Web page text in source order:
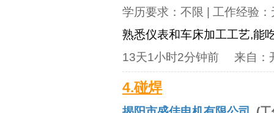
学历要求： 不限 | 工作经验：
熟悉仪表和车床加工工艺,能
13天1小时2分钟前 来自：
4.碰焊